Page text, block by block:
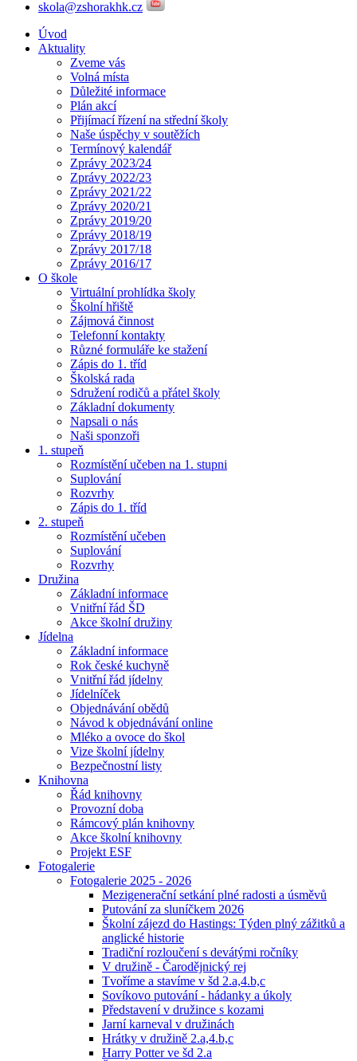
skola@zshorakhk.cz
Úvod
Aktuality
Zveme vás
Volná místa
Důležité informace
Plán akcí
Přijímací řízení na střední školy
Naše úspěchy v soutěžích
Termínový kalendář
Zprávy 2023/24
Zprávy 2022/23
Zprávy 2021/22
Zprávy 2020/21
Zprávy 2019/20
Zprávy 2018/19
Zprávy 2017/18
Zprávy 2016/17
O škole
Virtuální prohlídka školy
Školní hřiště
Zájmová činnost
Telefonní kontakty
Různé formuláře ke stažení
Zápis do 1. tříd
Školská rada
Sdružení rodičů a přátel školy
Základní dokumenty
Napsali o nás
Naši sponzoři
1. stupeň
Rozmístění učeben na 1. stupni
Suplování
Rozvrhy
Zápis do 1. tříd
2. stupeň
Rozmístění učeben
Suplování
Rozvrhy
Družina
Základní informace
Vnitřní řád ŠD
Akce školní družiny
Jídelna
Základní informace
Rok české kuchyně
Vnitřní řád jídelny
Jídelníček
Objednávání obědů
Návod k objednávání online
Mléko a ovoce do škol
Vize školní jídelny
Bezpečnostní listy
Knihovna
Řád knihovny
Provozní doba
Rámcový plán knihovny
Akce školní knihovny
Projekt ESF
Fotogalerie
Fotogalerie 2025 - 2026
Mezigenerační setkání plné radosti a úsměvů
Putování za sluníčkem 2026
Školní zájezd do Hastings: Týden plný zážitků a
anglické historie
Tradiční rozloučení s devátými ročníky
V družině - Čarodějnický rej
Tvoříme a stavíme v šd 2.a,4.b,c
Sovíkovo putování - hádanky a úkoly
Představení v družince s kozami
Jarní karneval v družinách
Hrátky v družině 2.a,4.b,c
Harry Potter ve šd 2.a